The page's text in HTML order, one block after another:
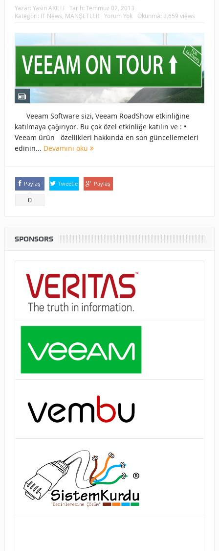
Yazar: Yasin AKILLI Tarih: Temmuz 02, 2013
Kategori: IT News MANŞETLER Yorum Yok Okunma: 3.659 views
Veeam Software sizi, Veeam RoadShow etkinliğine
katılmaya çağırıyor. Bu çok özel etkinliğe katılın ve : •
Veeam ürün özellikleri hakkında en son güncellemeleri
edinin... Devamını oku
Paylaş
0
Tweetle Paylaş
SPONSORS